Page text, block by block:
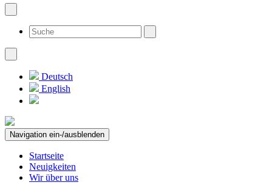
Deutsch
English
Navigation ein-/ausblenden
Startseite
Neuigkeiten
Wir über uns